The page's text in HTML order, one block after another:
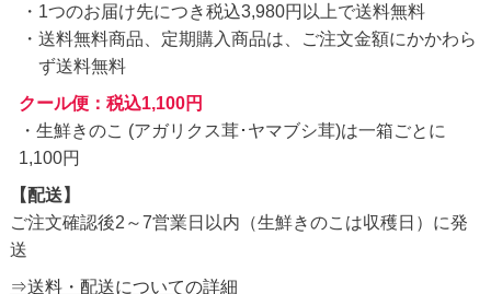
1つのお届け先につき税込3,980円以上で送料無料
送料無料商品、定期購入商品は、ご注文金額にかかわら
ず送料無料
クール便：税込1,100円
・生鮮きのこ (アガリクス茸･ヤマブシ茸)は一箱ごとに
1,100円
【配送】
ご注文確認後2～7営業日以内（生鮮きのこは収穫日）に発
送
⇒送料・配送についての詳細